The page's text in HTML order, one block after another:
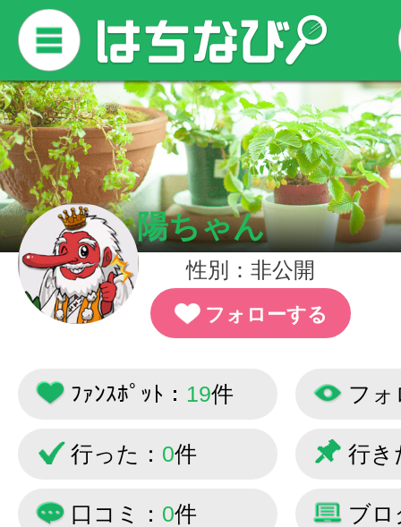
陽ちゃん
性別：非公開
フォローする
ﾌｧﾝｽﾎﾟｯﾄ： 19件 フォ
行った： 0件 行き
口コミ： 0件 ブロ